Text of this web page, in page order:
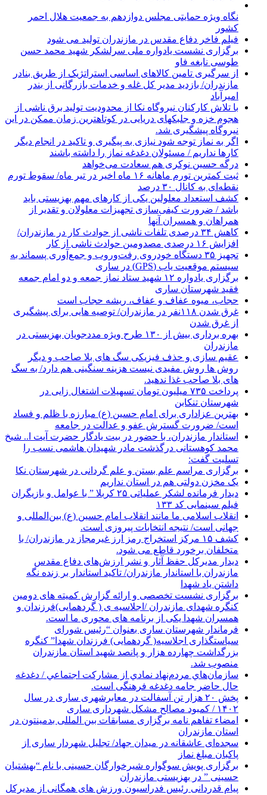
نگاه ویژه حمایتی مجلس دوازدهم به جمعیت هلال احمر
کشور
فیلم فاخر دفاع مقدس در مازندران تولید می شود
برگزاری نشست یادواره ملی سرلشکر شهید محمد حسن
طوسی نابغه فاو
از سرگیری تامین کالاهای اساسی استراتژیک از طریق بنادر
مازندران/ بازدید مدیر کل غله و خدمات بازرگانی از بندر
امیرآباد
با تلاش کارکنان نیروگاه نکا از محدودیت تولید برق ناشی از
هجوم خزه و جلبکهای دریایی در کوتاهترین زمان ممکن در این
نیروگاه پیشگیری شد.
اگر به نماز توجه شود نیازی به پیگیری و تاکید در انجام دیگر
کارها نداریم / مسئولان دغدغه نماز را داشته باشند
درگه حسین نوکری هم سعادت می‌خواهد
ثبت کمترین تورم ماهانه ۱۶ ماه اخیر در تیر ماه/ سقوط تورم
نقطه‌ای به کانال ۳۰ درصد
کشف استعداد معلولین یکی از کارهای مهم بهزیستی باید
باشد / ضرورت کیفی‌سازی تجهیزات معلولان و تقدیر از
همراهان و همسران آنها
کاهش ۳۴ درصدی تلفات ناشی از حوادث كار در مازندران/
افزایش ۱۶ درصدی مصدومین حوادث ناشی از کار
تجهیز ۳۵ دستگاه خودروی رفت‌وروب و جمع‌آوری پسماند به
سیستم موقعیت یاب (GPS) در ساری
برگزاری یادواره ۱۲ شهید ستاد نماز جمعه و دو امام جمعه
فقید شهرستان ساری
حجاب، میوه عفاف و عفاف، ریشه حجاب است
غرق شدن ۱۱۸نفر در مازندران/ توصيه هايی برای پيشگيری
از غرق شدن
بهره برداری بیش از ۱۳۰ طرح ویژه مددجویان بهزیستی در
مازندران
عقیم سازی و حذف فیزیکی سگ های بلا صاحب و دیگر
روش ها روش مفیدی نیست هزینه سنگینی هم دارد/ به سگ
های بلا صاحب غذا ندهید.
پرداخت ۷۳۵ میلیون تومان تسهیلات اشتغال زایی در
شهرستان تنکابن
بهترین عزاداری برای امام حسین (ع) مبارزه با ظلم و فساد
است/ ضرورت گسترش عفو و عدالت در جامعه
استاندار مازندران، با حضور در بیت یادگار حضرت آیت ا.. شیخ
محمد کوهستانی درگذشت مادر شهیدان هاشمی نسب را
تسلیت گفت:
برگزاری مراسم علم بستن و علم گردانی در شهرستان نکا
یک مخزن دولتی هم در استان نداریم
دیدار فرمانده لشکر عملیاتی ۲۵ کربلا ” با عوامل و بازیگران
فیلم سینمایی کد ۱۳۳
انقلاب اسلامی ما مانند انقلاب امام حسین (ع) بین‌المللی و
جهانی است/ نتیجه انتخابات پیروزی است.
کشف ۱۵ مرکز استخراج رمز ارز غیرمجاز در مازندران/ با
متخلفان برخورد قاطع می شود.
دیدار مدیرکل حفظ آثار و نشر ارزش‌های دفاع مقدس
مازندران با استاندار مازندران/ تاکید استاندار بر زنده نگه
داشتن یاد شهدا
برگزاری نشست تخصصی و ارائه گزارش کمیته های دومین
کنگره شهدای مازندران /اجلاسیه ی ( گردهمایی)فرزندان و
همسران شهدا یکی از برنامه های محوری ما است.
فرماندار شهرستان ساری بعنوان “رئیس شورای
سیاستگذاری اجلاسیه( گردهمایی) فرزندان شهدا” کنگره
بزرگداشت چهارده هزار و پانصد شهید استان مازندران
منصوب شد.
سازمان‌هاي مردم‌نهاد نمادي از مشاركت اجتماعي / دغدغه
حال حاضر جامه دغدغه فرهنگی است.
پخش ۲۰ هزار تن آسفالت در معابرشهری ساری در سال
۱۴۰۲ / کمبود مصالح مشکل شهرداری ساری
امضاء تفاهم نامه برگزاری مسابقات بین المللی بدمینتون در
استان مازندران
سجده‌ای عاشقانه در میدان جهاد/ تجلیل شهردار ساری از
پاکبان مبلغ نماز
برگزاری پویش سوگواره شیرخوارگان حسینی با نام “بهشتیان
حسینی ” در بهزیستی مازندران
پیام قدردانی رئیس فدراسیون ورزش های همگانی از مدیرکل